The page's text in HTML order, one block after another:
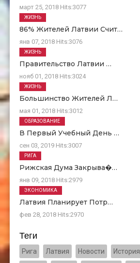
март 25, 2018 Hits:3077
86% Жителей Латвии Счит…
янв 07, 2018 Hits:3076
ЖИЗНЬ
Правительство Латвии …
нояб 01, 2018 Hits:3024
ЖИЗНЬ
Большинство Жителей Л…
мая 01, 2018 Hits:3012
ЖИЗНЬ
В Первый Учебный День …
сен 03, 2019 Hits:3007
ОБРАЗОВАНИЕ
Рижская Дума Закрыва�…
янв 09, 2018 Hits:2979
РИГА
Латвия Планирует Потр…
фев 28, 2018 Hits:2970
ЭКОНОМИКА
Теги
Рига Латвия Новости История